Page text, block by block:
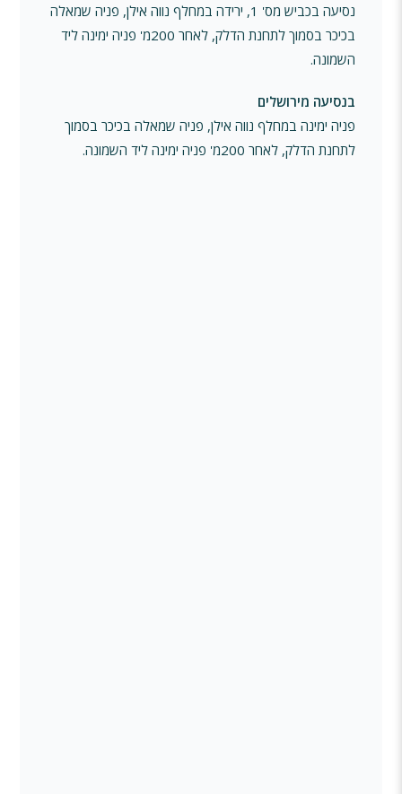
נסיעה בכביש מס' 1, ירידה במחלף נווה אילן, פניה שמאלה
בכיכר בסמוך לתחנת הדלק, לאחר 200מ' פניה ימינה ליד
השמונה.
בנסיעה מירושלים
פניה ימינה במחלף נווה אילן, פניה שמאלה בכיכר בסמוך
לתחנת הדלק, לאחר 200מ' פניה ימינה ליד השמונה.